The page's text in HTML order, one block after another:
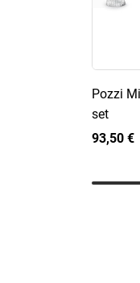
Pozzi
set
93,50 €